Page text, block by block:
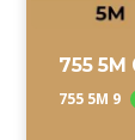
755 5M
755 5M 9